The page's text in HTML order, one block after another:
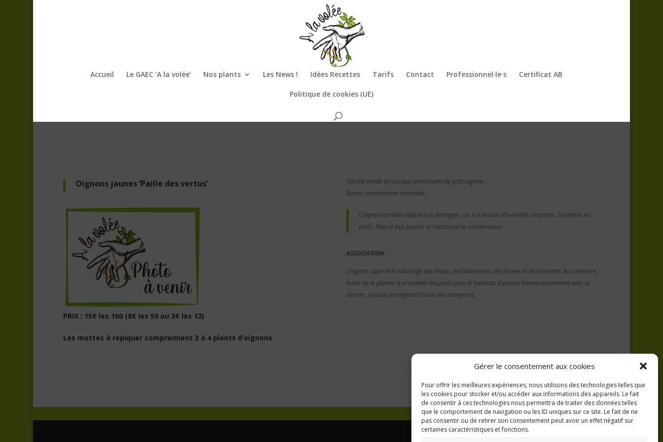
Gérer le consentement aux cookies
Pour offrir les meilleures expériences, nous utilisons des technologies telles que
les cookies pour stocker et/ou accéder aux informations des appareils. Le fait
de consentir à ces technologies nous permettra de traiter des données telles
que le comportement de navigation ou les ID uniques sur ce site. Le fait de ne
pas consentir ou de retirer son consentement peut avoir un effet négatif sur
certaines caractéristiques et fonctions.
Accueil Le GAEC ‘A la volée’ Nos plants Les News ! Idées Recettes Tarifs Contact Professionnel·le·s Certificat AB
Politique de cookies (UE)
Oignons jaunes ‘Paille des vertus’
PRIX : 15€ les 100 (8€ les 50 ou 3€ les 12)
Les mottes à repiquer comprennent 3 à 4 plants d’oignons
Variété ronde et rustique produisant de gros oignon.
Bonne conservation hivernale.
L’oignon est bien adapté à la Bretagne, car il a besoin d’humidité constante. Toutefois en
excès, l’eau le fait pourrir et raccourcit sa conservation.
ASSOCIATION :
L’oignon apprcie le voisinage des choux, des betteraves, des fraises et des tomates. Au contraire,
éviter de le planter à proximité des petits pois et haricots. Il pousse harmonieusement avec la
carotte, chacun protégeant l’autre des ravageurs.